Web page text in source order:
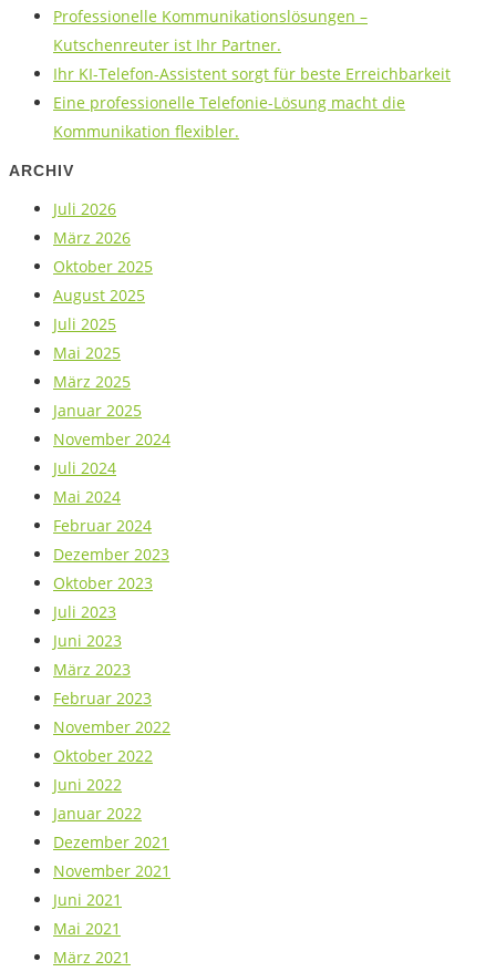
Professionelle Kommunikationslösungen –
Kutschenreuter ist Ihr Partner.
Ihr KI-Telefon-Assistent sorgt für beste Erreichbarkeit
Eine professionelle Telefonie-Lösung macht die
Kommunikation flexibler.
ARCHIV
Juli 2026
März 2026
Oktober 2025
August 2025
Juli 2025
Mai 2025
März 2025
Januar 2025
November 2024
Juli 2024
Mai 2024
Februar 2024
Dezember 2023
Oktober 2023
Juli 2023
Juni 2023
März 2023
Februar 2023
November 2022
Oktober 2022
Juni 2022
Januar 2022
Dezember 2021
November 2021
Juni 2021
Mai 2021
März 2021